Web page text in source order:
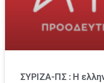
ΣΥΡΙΖΑ-ΠΣ : Η